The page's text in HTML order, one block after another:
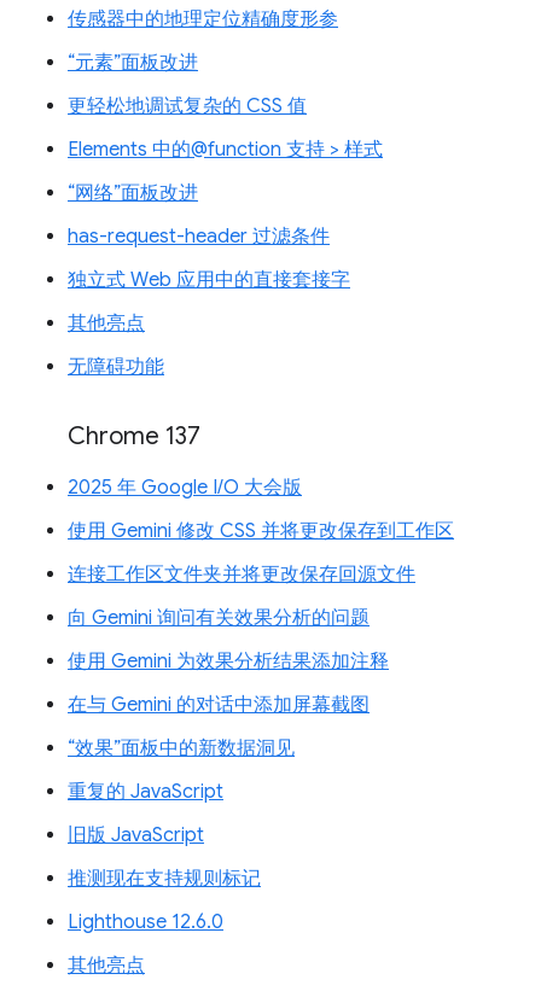
传感器中的地理定位精确度形参
“元素”面板改进
更轻松地调试复杂的 CSS 值
Elements 中的@function 支持 > 样式
“网络”面板改进
has-request-header 过滤条件
独立式 Web 应用中的直接套接字
其他亮点
无障碍功能
Chrome 137
2025 年 Google I/O 大会版
使用 Gemini 修改 CSS 并将更改保存到工作区
连接工作区文件夹并将更改保存回源文件
向 Gemini 询问有关效果分析的问题
使用 Gemini 为效果分析结果添加注释
在与 Gemini 的对话中添加屏幕截图
“效果”面板中的新数据洞见
重复的 JavaScript
旧版 JavaScript
推测现在支持规则标记
Lighthouse 12.6.0
其他亮点